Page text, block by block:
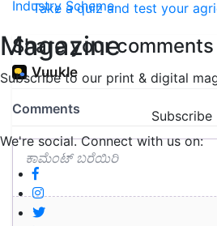
Take a quiz and test your
Magazine
Subscribe to our print & digital
Subscribe
We're social. Connect with us on:
Industry Scheme
Share your comments